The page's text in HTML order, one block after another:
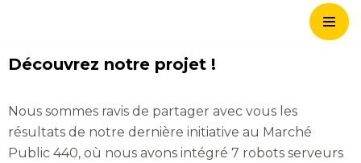
to
Découvrez notre projet !
Nous sommes ravis de partager avec vous les
résultats de notre dernière initiative au Marché
Public 440, où nous avons intégré 7 robots serveurs